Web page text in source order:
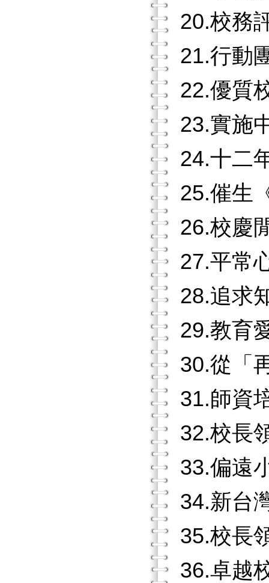
20.校務
21.行動
22.優質
23.實施
24.十二
25.催生
26.校慶
27.平常
28.追求
29.教育
30.從「
31.師資
32.校長
33.偏遠
34.新台
35.校長
36.卓越